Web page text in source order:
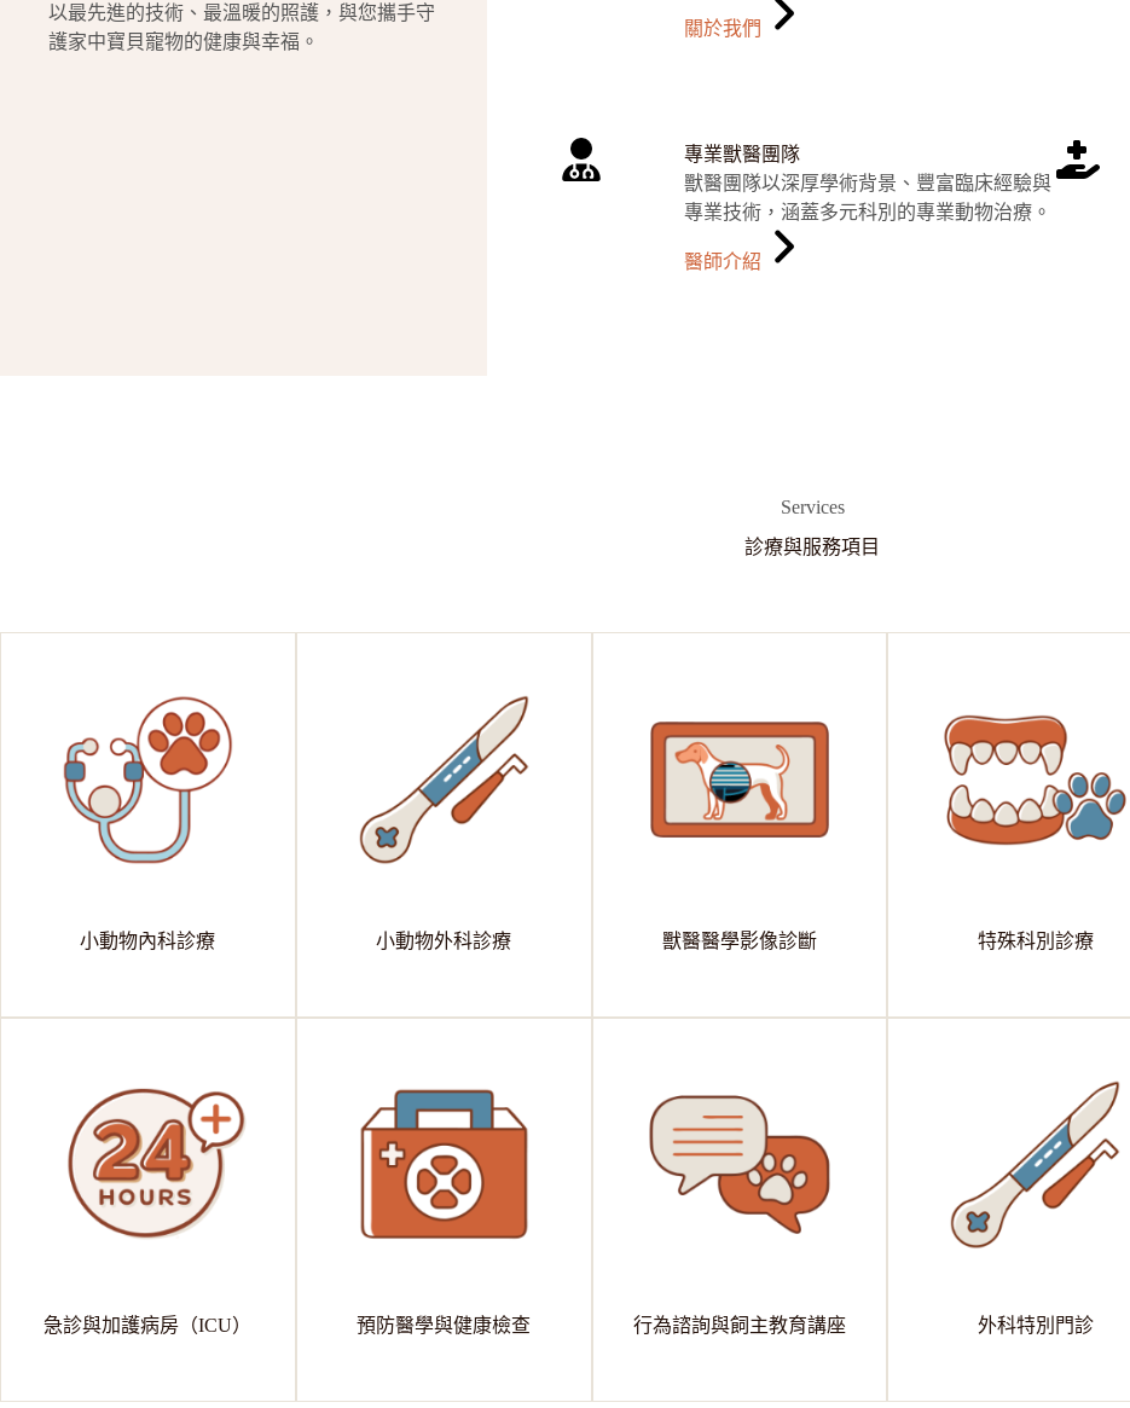
以最先進的技術、最溫暖的照護，與您攜手守
護家中寶貝寵物的健康與幸福。
關於我們
專業獸醫團隊
獸醫團隊以深厚學術背景、豐富臨床經驗與
專業技術，涵蓋多元科別的專業動物治療。
醫師介紹
Services
診療與服務項目
小動物內科診療 小動物外科診療 獸醫醫學影像診斷 特殊科別診療
急診與加護病房（ICU） 預防醫學與健康檢查 行為諮詢與飼主教育講座 外科特別門診